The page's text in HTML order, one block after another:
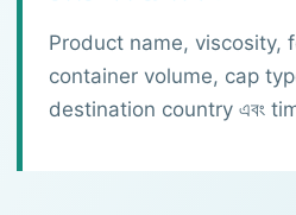
Product name, viscosity,
container volume, cap
destination country এবং